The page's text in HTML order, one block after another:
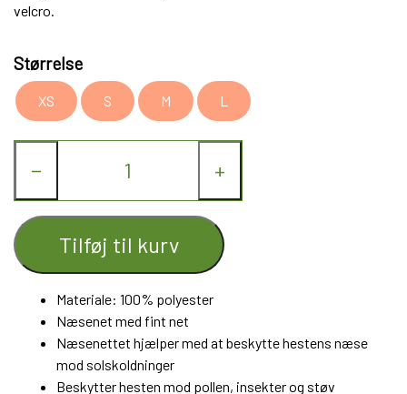
velcro.
Størrelse
XS S M L
− +
Tilføj til kurv
Materiale: 100% polyester
Næsenet med fint net
Næsenettet hjælper med at beskytte hestens næse
mod solskoldninger
Beskytter hesten mod pollen, insekter og støv